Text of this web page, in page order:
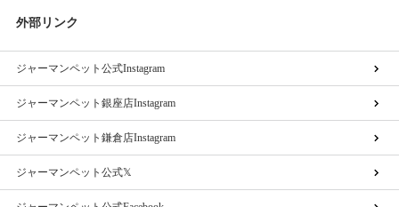
外部リンク
ジャーマンペット公式Instagram
ジャーマンペット銀座店Instagram
ジャーマンペット鎌倉店Instagram
ジャーマンペット公式𝕏